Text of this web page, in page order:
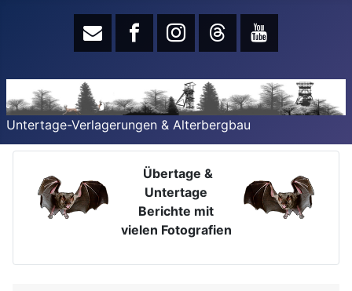
Untertage-Verlagerungen & Alterbergbau
Übertage &
Untertage
Berichte mit
vielen Fotografien